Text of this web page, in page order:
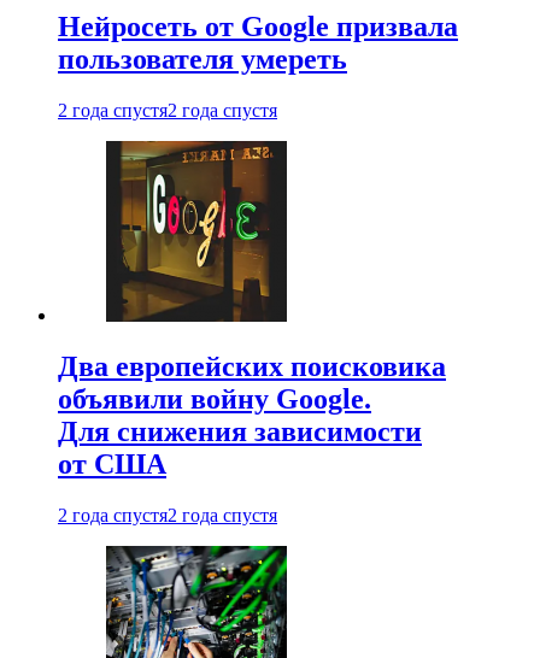
Нейросеть от Google призвала
пользователя умереть
2 года спустя2 года спустя
Два европейских поисковика
объявили войну Google.
Для снижения зависимости
от США
2 года спустя2 года спустя